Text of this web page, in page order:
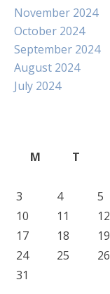
November 2024
October 2024
September 2024
August 2024
July 2024
M
T
3
4 5
10
11 12
17
18 19
24
25 26
31